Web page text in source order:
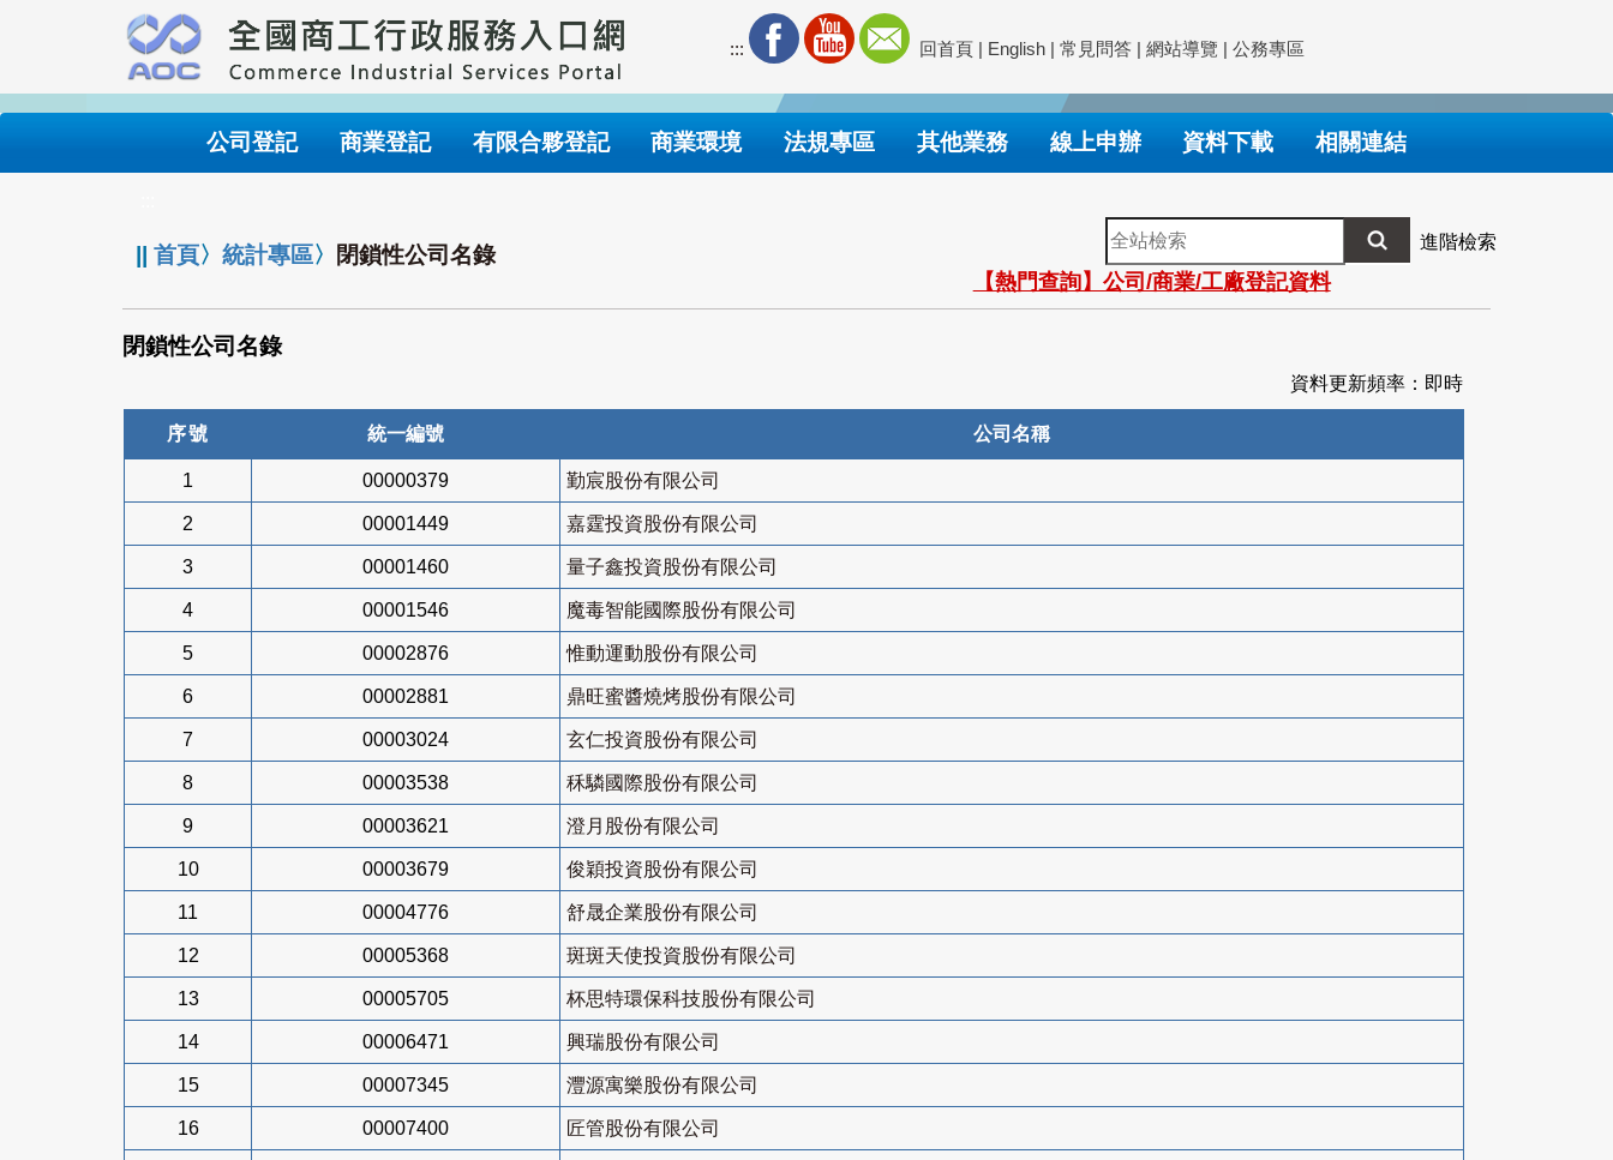
要
內
::: 回首頁 | English | 常見問答 | 網站導覽 | 公務專區
公司登記 商業登記 有限合夥登記 商業環境 法規專區 其他業務 線上申辦 資料下載 相關連結
||首頁〉統計專區〉 閉鎖性公司名錄
全
站
檢
索
進階檢索
【熱門查詢】公司/商業/工廠登記資料
閉鎖性公司名錄
資料更新頻率：即時
序號 統一編號 公司名稱
1 00000379 勤宸股份有限公司
2 00001449 嘉霆投資股份有限公司
3 00001460 量子鑫投資股份有限公司
4 00001546 魔毒智能國際股份有限公司
5 00002876 惟動運動股份有限公司
6 00002881 鼎旺蜜醬燒烤股份有限公司
7 00003024 玄仁投資股份有限公司
8 00003538 秝驎國際股份有限公司
9 00003621 澄月股份有限公司
10 00003679 俊穎投資股份有限公司
11 00004776 舒晟企業股份有限公司
12 00005368 斑斑天使投資股份有限公司
13 00005705 杯思特環保科技股份有限公司
14 00006471 興瑞股份有限公司
15 00007345 灃源寓樂股份有限公司
16 00007400 匠管股份有限公司